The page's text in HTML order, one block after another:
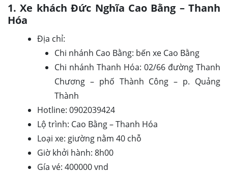
1. Xe khách Đức Nghĩa Cao Bằng – Thanh
Hóa
Địa chỉ:
Chi nhánh Cao Bằng: bến xe Cao Bằng
Chi nhánh Thanh Hóa: 02/66 đường Thanh
Chương – phố Thành Công – p. Quảng
Thành
Hotline: 0902039424
Lộ trình: Cao Bằng – Thanh Hóa
Loại xe: giường nằm 40 chỗ
Giờ khởi hành: 8h00
Gía vé: 400000 vnd